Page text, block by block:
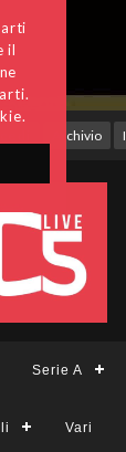
il
Archivio
Serie A
Vari